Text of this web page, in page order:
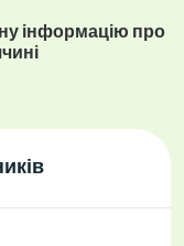
інформацію про